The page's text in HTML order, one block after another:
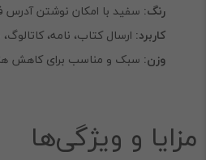
رنگ: سفید با امکان نوشتن آدرس
کاربرد: ارسال کتاب، نامه،
وزن: سبک و مناسب برای کاهش
مزایا و ویژگی‌ها